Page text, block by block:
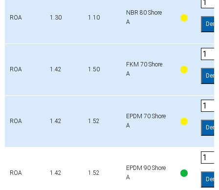
ROA 1.30 1.10
NBR 80 Shore
A
ROA 1.42 1.50
FKM 70 Shore
A
ROA 1.42 1.52
EPDM 70 Shore
A
ROA 1.42 1.52
EPDM 90 Shore
A